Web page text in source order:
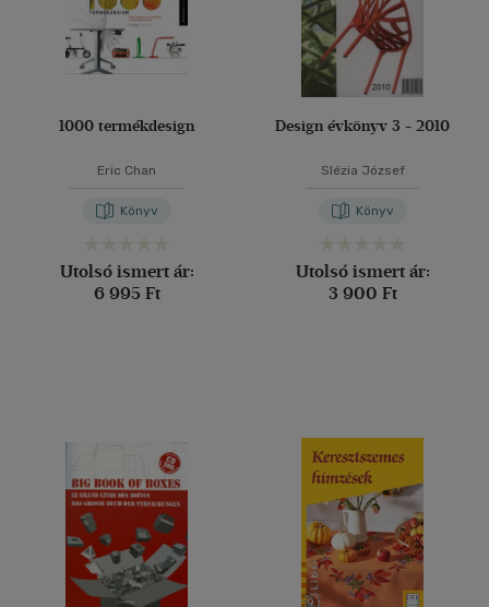
1000 termékdesign
Eric Chan
Könyv
Utolsó ismert ár:
6 995 Ft
Design évkönyv 3 - 2010
Slézia József
Könyv
Utolsó ismert ár:
3 900 Ft